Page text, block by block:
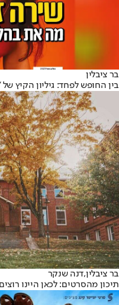
בר ציבלין
בין החופש לפחד: גיליון הקיץ
בר ציבלין,דנה שנקר
תיכון מהסרטים: לכאן היינו רוצים